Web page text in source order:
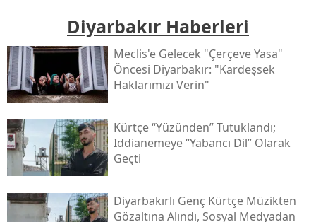
Diyarbakır Haberleri
Meclis'e Gelecek "çerçeve Yasa"
Öncesi Diyarbakır: "kardeşsek
Haklarımızı Verin"
Kürtçe “yüzünden” Tutuklandı;
Iddianemeye “yabancı Dil” Olarak
Geçti
Diyarbakırlı Genç Kürtçe Müzikten
Gözaltına Alındı, Sosyal Medyadan